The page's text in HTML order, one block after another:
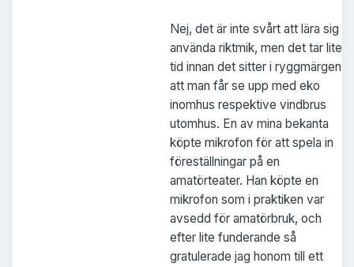
Nej, det är inte svårt att lära sig
använda riktmik, men det tar lite
tid innan det sitter i ryggmärgen
att man får se upp med eko
inomhus respektive vindbrus
utomhus. En av mina bekanta
köpte mikrofon för att spela in
föreställningar på en
amatörteater. Han köpte en
mikrofon som i praktiken var
avsedd för amatörbruk, och
efter lite funderande så
gratulerade jag honom till ett